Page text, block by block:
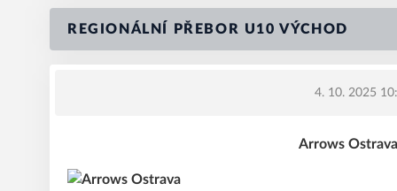
REGIONÁLNÍ PŘEBOR U10 VÝCHOD
4. 10. 2025
Arrows